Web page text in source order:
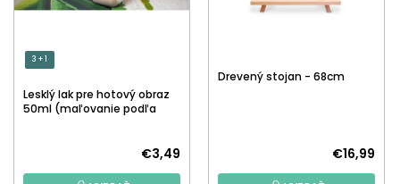
3 + 1
Lesklý lak pre hotový obraz
50ml (maľovanie podľa
€3,49
Drevený stojan - 68cm
€16,99